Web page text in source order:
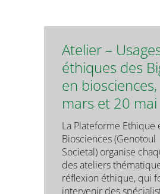
Atelier –
éthiques des
en
mars et 20 mai
La Plateforme Ethique
Biosciences (Genotoul
Societal) organise
des ateliers
réflexion éthique, qui
intervenir des